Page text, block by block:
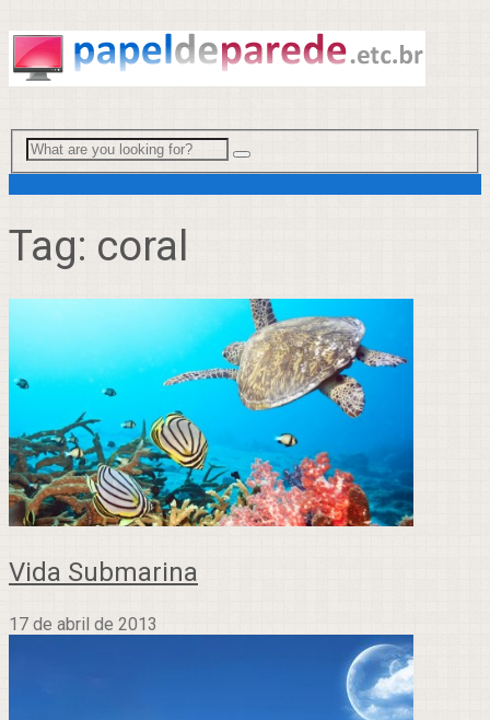
Tag: coral
Vida Submarina
17 de abril de 2013